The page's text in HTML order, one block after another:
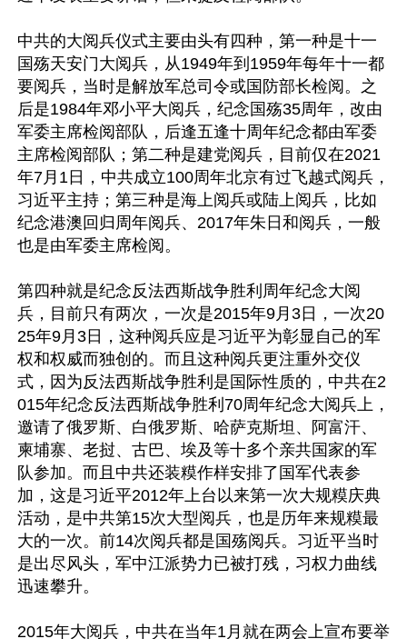
中共的大阅兵仪式主要由头有四种，第一种是十一
国殇天安门大阅兵，从1949年到1959年每年十一都
要阅兵，当时是解放军总司令或国防部长检阅。之
后是1984年邓小平大阅兵，纪念国殇35周年，改由
军委主席检阅部队，后逢五逢十周年纪念都由军委
主席检阅部队；第二种是建党阅兵，目前仅在2021
年7月1日，中共成立100周年北京有过飞越式阅兵，
习近平主持；第三种是海上阅兵或陆上阅兵，比如
纪念港澳回归周年阅兵、2017年朱日和阅兵，一般
也是由军委主席检阅。
第四种就是纪念反法西斯战争胜利周年纪念大阅
兵，目前只有两次，一次是2015年9月3日，一次20
25年9月3日，这种阅兵应是习近平为彰显自己的军
权和权威而独创的。而且这种阅兵更注重外交仪
式，因为反法西斯战争胜利是国际性质的，中共在2
015年纪念反法西斯战争胜利70周年纪念大阅兵上，
邀请了俄罗斯、白俄罗斯、哈萨克斯坦、阿富汗、
柬埔寨、老挝、古巴、埃及等十多个亲共国家的军
队参加。而且中共还装糢作样安排了国军代表参
加，这是习近平2012年上台以来第一次大规糢庆典
活动，是中共第15次大型阅兵，也是历年来规糢最
大的一次。前14次阅兵都是国殇阅兵。习近平当时
是出尽风头，军中江派势力已被打残，习权力曲线
迅速攀升。
2015年大阅兵，中共在当年1月就在两会上宣布要举